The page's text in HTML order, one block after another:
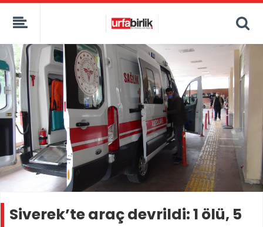
Siverek’te araç devrildi: 1 ölü, 5